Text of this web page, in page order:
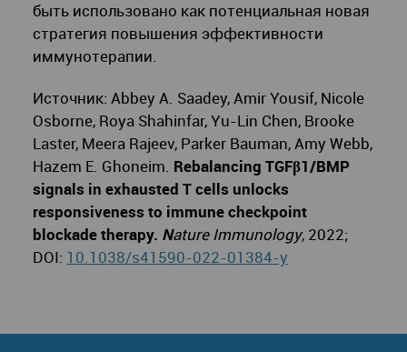
быть использовано как потенциальная новая
стратегия повышения эффективности
иммунотерапии.
Источник: Abbey A. Saadey, Amir Yousif, Nicole
Osborne, Roya Shahinfar, Yu-Lin Chen, Brooke
Laster, Meera Rajeev, Parker Bauman, Amy Webb,
Hazem E. Ghoneim. Rebalancing TGFβ1/BMP
signals in exhausted T cells unlocks
responsiveness to immune checkpoint
blockade therapy. Nature Immunology, 2022;
DOI: 10.1038/s41590-022-01384-y